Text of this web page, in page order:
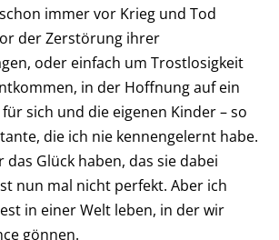
immer vor Krieg und Tod
der Zerstörung ihrer
oder einfach um Trostlosigkeit
in der Hoffnung auf ein
sich und die eigenen Kinder – so
die ich nie kennengelernt habe.
das Glück haben, das sie dabei
nun mal nicht perfekt. Aber ich
in einer Welt leben, in der wir
gönnen.